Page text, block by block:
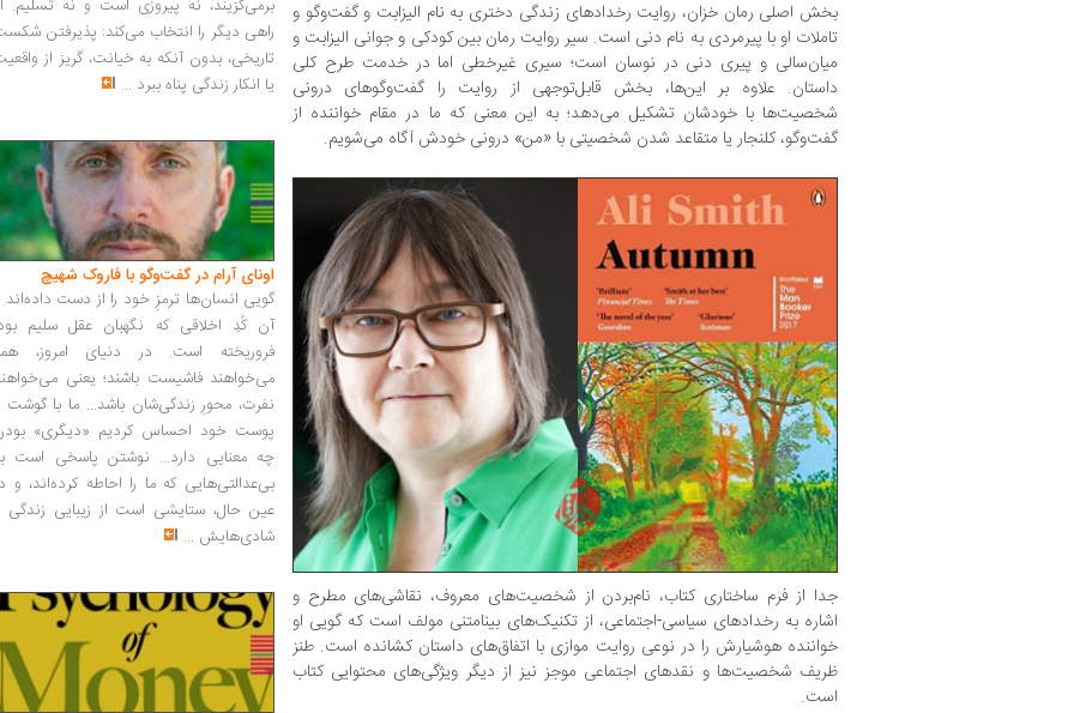
بخش اصلی رمان خزان، روایت رخدادهای زندگی دختری به نام الیزابت و گفت‌وگو و
تاملات او با پیرمردی به نام دنی است. سیر روایت رمان بین کودکی و جوانی الیزابت و
میان‌سالی و پیری دنی در نوسان است؛ سیری غیرخطی اما در خدمت طرح کلی
داستان. علاوه بر این‌ها، بخش قابل‌توجهی از روایت را گفت‌وگوهای درونی
شخصیت‌ها با خودشان تشکیل می‌دهد؛ به این معنی که ما در مقام خواننده از
گفت‌وگو، کلنجار یا متقاعد شدن شخصیتی با «من» درونی خودش آگاه می‌شویم.
جدا از فرم ساختاری کتاب، نام‌بردن از شخصیت‌های معروف، نقاشی‌های مطرح و
اشاره به رخدادهای سیاسی-اجتماعی، از تکنیک‌های بینامتنی مولف است که گویی او
خواننده هوشیارش را در نوعی روایت موازی با اتفاق‌های داستان کشانده‌ است. طنز
ظریف شخصیت‌ها و نقدهای اجتماعی موجز نیز از دیگر ویژگی‌های محتوایی کتاب
است.
برمی‌گزیند، نه پیروزی است و نه تسلیم.
راهی دیگر را انتخاب می‌کند: پذیرفتن
تاریخی، بدون آنکه به خیانت، گریز از
یا انکار زندگی پناه ببرد ...
اونای آرام در گفت‌وگو با فاروک شهیچ‭
گویی انسان‌ها ترمزِ خود را از دست داده‌اند
آن کُدِ اخلاقی که نگهبان عقل سلیم
فروریخته است. در دنیای امروز،
می‌خواهند فاشیست باشند؛ یعنی
نفرت، محورِ زندگی‌شان باشد... ما با گوشت
پوست خود احساس کردیم «دیگری»
چه معنایی دارد... نوشتن پاسخی است
بی‌عدالتی‌هایی که ما را احاطه کرده‌اند، و
عین حال، ستایشی است از زیبایی زندگی
شادی‌هایش ...